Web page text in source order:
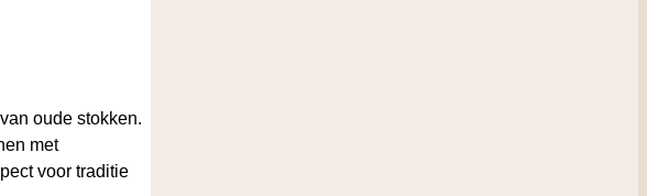
oude stokken.
met
voor traditie